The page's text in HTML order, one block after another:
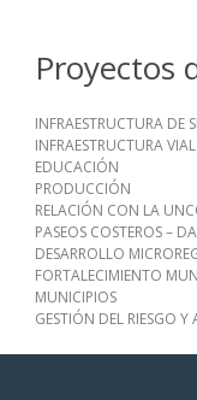
Proyectos
INFRAESTRUCTURA DE
INFRAESTRUCTURA VIAL
EDUCACIÓN
PRODUCCIÓN
RELACIÓN CON LA
PASEOS COSTEROS –
DESARROLLO
FORTALECIMIENTO
MUNICIPIOS
GESTIÓN DEL RIESGO Y